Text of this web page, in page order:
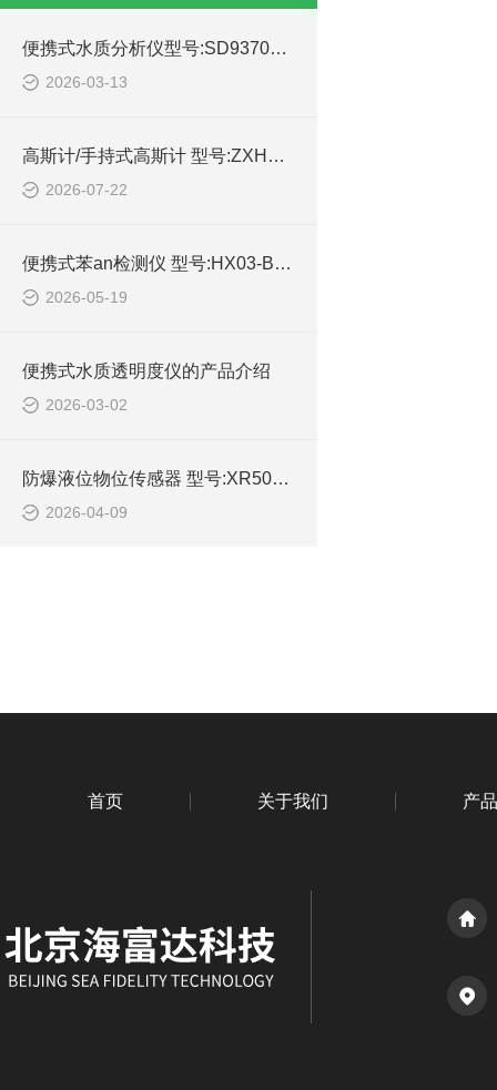
便携式水质分析仪型号:SD93704的简单介绍
2026-03-13
高斯计/手持式高斯计 型号:ZXHD/YC-600库号：M373435的技术参数
2026-07-22
便携式苯an检测仪 型号:HX03-BA-3A的简单介绍
2026-05-19
便携式水质透明度仪的产品介绍
2026-03-02
防爆液位物位传感器 型号:XR50P-0D00-6LNL/G2的技术参数
2026-04-09
首页 关于我们 产